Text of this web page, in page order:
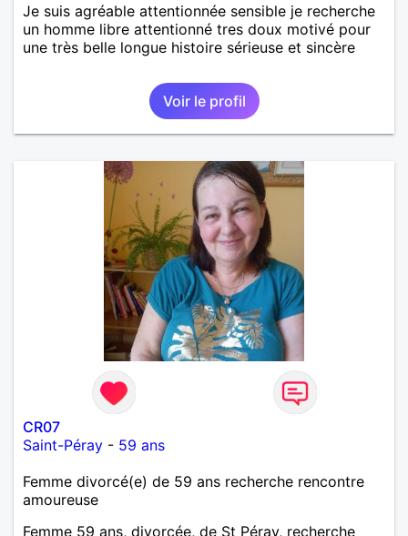
Je suis agréable attentionnée sensible je recherche
un homme libre attentionné tres doux motivé pour
une très belle longue histoire sérieuse et sincère
Voir le profil
CR07
Saint-Péray - 59 ans
Femme divorcé(e) de 59 ans recherche rencontre
amoureuse
Femme 59 ans, divorcée, de St Péray, recherche